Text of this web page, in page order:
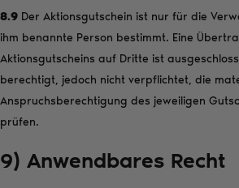
8.9 Der Aktionsgutschein ist nur für die
ihm benannte Person bestimmt. Eine
Aktionsgutscheins auf Dritte ist
berechtigt, jedoch nicht verpflichtet, die
Anspruchsberechtigung des jeweiligen
prüfen.
9) Anwendbares Recht